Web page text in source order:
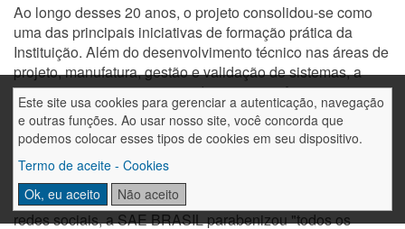
Este site usa cookies para gerenciar a autenticação, navegação
e outras funções. Ao usar nosso site, você concorda que
podemos colocar esses tipos de cookies em seu dispositivo.
Termo de aceite - Cookies
Ok, eu aceito
Não aceito
Ao longo desses 20 anos, o projeto consolidou-se como
uma das principais iniciativas de formação prática da
Instituição. Além do desenvolvimento técnico nas áreas de
projeto, manufatura, gestão e validação de sistemas, a
equipe proporciona aos estudantes experiências que
fortalecem competências como liderança, trabalho em
equipe, planejamento, comunicação, criatividade e
resolução de problemas.
O reconhecimento à trajetória da equipe também veio da
própria organização da competição. Em publicação nas
redes sociais, a SAE BRASIL parabenizou "todos os